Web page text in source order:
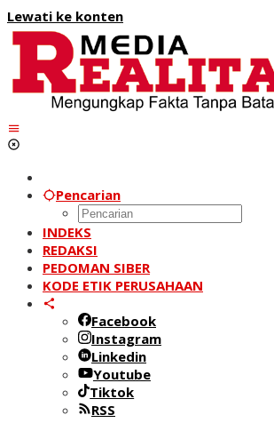
Lewati ke konten
Pencarian
INDEKS
REDAKSI
PEDOMAN SIBER
KODE ETIK PERUSAHAAN
Facebook
Instagram
Linkedin
Youtube
Tiktok
RSS